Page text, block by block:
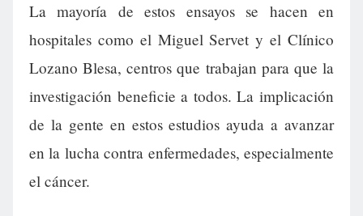
La mayoría de estos ensayos se hacen en
hospitales como el Miguel Servet y el Clínico
Lozano Blesa, centros que trabajan para que la
investigación beneficie a todos. La implicación
de la gente en estos estudios ayuda a avanzar
en la lucha contra enfermedades, especialmente
el cáncer.